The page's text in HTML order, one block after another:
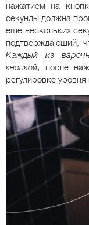
нажатием на
секунды должна
еще нескольких
подтверждающий,
Каждый из
кнопкой, после
регулировке